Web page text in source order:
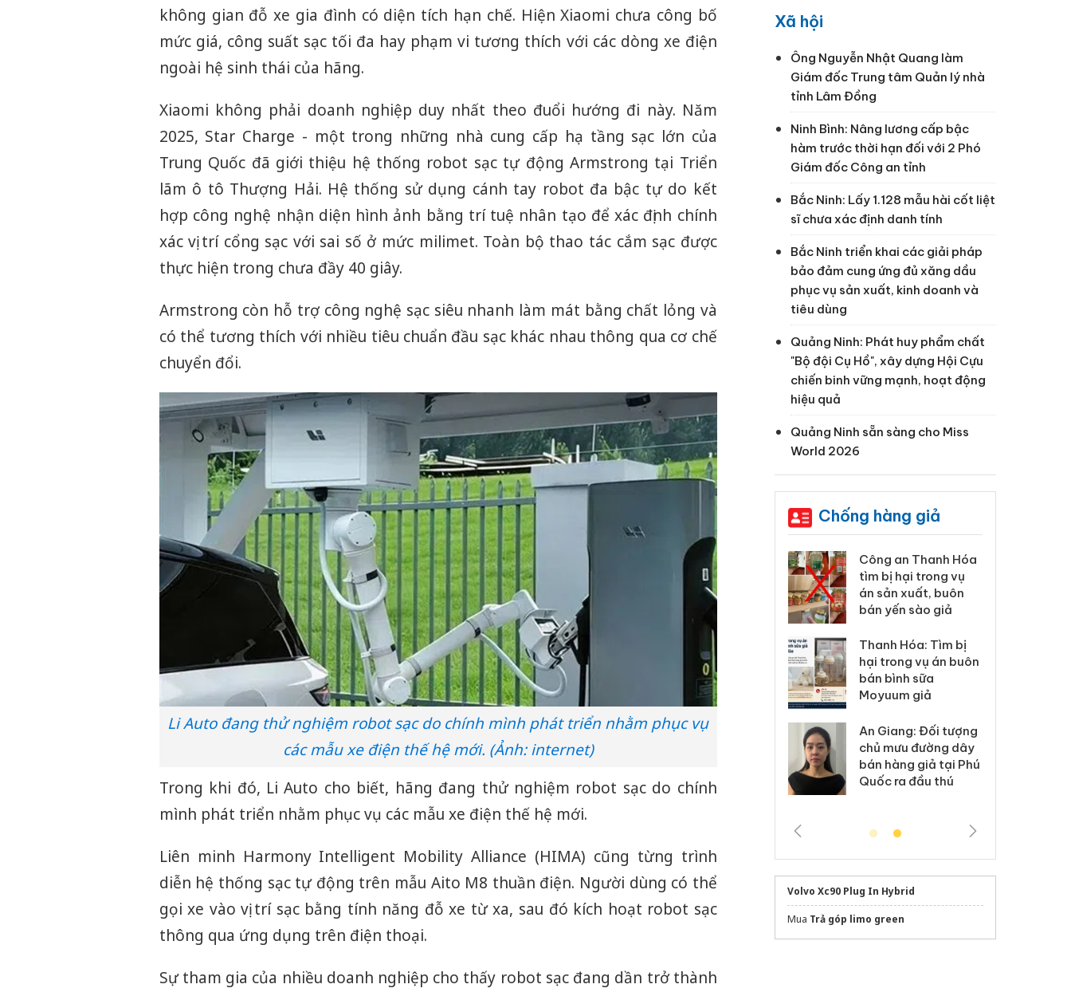
không gian đỗ xe gia đình có diện tích hạn chế. Hiện Xiaomi chưa công bố
mức giá, công suất sạc tối đa hay phạm vi tương thích với các dòng xe điện
ngoài hệ sinh thái của hãng.
Xiaomi không phải doanh nghiệp duy nhất theo đuổi hướng đi này. Năm
2025, Star Charge - một trong những nhà cung cấp hạ tầng sạc lớn của
Trung Quốc đã giới thiệu hệ thống robot sạc tự động Armstrong tại Triển
lãm ô tô Thượng Hải. Hệ thống sử dụng cánh tay robot đa bậc tự do kết
hợp công nghệ nhận diện hình ảnh bằng trí tuệ nhân tạo để xác định chính
xác vị trí cổng sạc với sai số ở mức milimet. Toàn bộ thao tác cắm sạc được
thực hiện trong chưa đầy 40 giây.
Armstrong còn hỗ trợ công nghệ sạc siêu nhanh làm mát bằng chất lỏng và
có thể tương thích với nhiều tiêu chuẩn đầu sạc khác nhau thông qua cơ chế
chuyển đổi.
Li Auto đang thử nghiệm robot sạc do chính mình phát triển nhằm phục vụ
các mẫu xe điện thế hệ mới. (Ảnh: internet)
Trong khi đó, Li Auto cho biết, hãng đang thử nghiệm robot sạc do chính
mình phát triển nhằm phục vụ các mẫu xe điện thế hệ mới.
Liên minh Harmony Intelligent Mobility Alliance (HIMA) cũng từng trình
diễn hệ thống sạc tự động trên mẫu Aito M8 thuần điện. Người dùng có thể
gọi xe vào vị trí sạc bằng tính năng đỗ xe từ xa, sau đó kích hoạt robot sạc
thông qua ứng dụng trên điện thoại.
Sự tham gia của nhiều doanh nghiệp cho thấy robot sạc đang dần trở thành
Xã hội
Ông Nguyễn Nhật Quang làm
Giám đốc Trung tâm Quản lý nhà
tỉnh Lâm Đồng
Ninh Bình: Nâng lương cấp bậc
hàm trước thời hạn đối với 2 Phó
Giám đốc Công an tỉnh
Bắc Ninh: Lấy 1.128 mẫu hài cốt liệt
sĩ chưa xác định danh tính
Bắc Ninh triển khai các giải pháp
bảo đảm cung ứng đủ xăng dầu
phục vụ sản xuất, kinh doanh và
tiêu dùng
Quảng Ninh: Phát huy phẩm chất
"Bộ đội Cụ Hồ", xây dựng Hội Cựu
chiến binh vững mạnh, hoạt động
hiệu quả
Quảng Ninh sẵn sàng cho Miss
World 2026
Chống hàng giả
Công an Thanh Hóa
tìm bị hại trong vụ
án sản xuất, buôn
Thanh Hóa: Tìm bị
hại trong vụ án buôn
bán bình sữa
Moyuum giả
An Giang: Đối tượng
Quốc ra đầu thú
Lào Cai xử lý 83 vụ vi
phạm thương mại
trong tháng 7
Hưng Yên: Xử lý 6 hộ
kinh doanh bán hàng
giả mạo nhãn hiệu
Adidas, Nike
Cà Mau: Tiêu hủy
công khai hàng ngàn
sản phẩm nhập lậu,
bảo vệ môi trường
Volvo Xc90 Plug In Hybrid
Mua Trả góp limo green